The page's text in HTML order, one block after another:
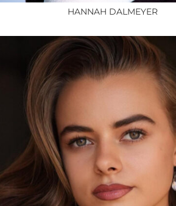
HANNAH DALMEYER